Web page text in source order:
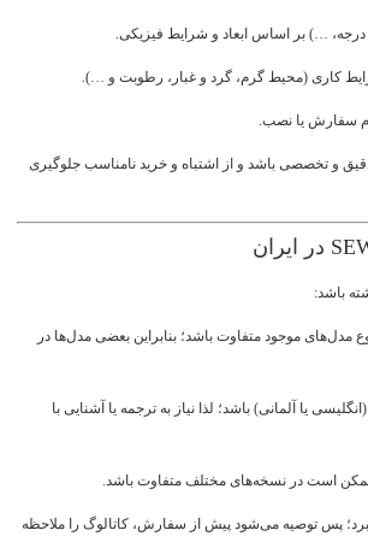
کاری (محیط گرم، گرد و غبار، رطوبت و …).
سفارش یا نصب.
و تخصصی باشد و از اشتباه و خرید نامناسب جلوگیری
باشد:
مدل‌های موجود متفاوت باشد؛ بنابراین بعضی مدل‌ها در
یا آلمانی) باشد؛ لذا نیاز به ترجمه یا آشنایی با
است در نسخه‌های مختلف متفاوت باشد.
پس توصیه می‌شود پیش از سفارش، کاتالوگ را ملاحظه